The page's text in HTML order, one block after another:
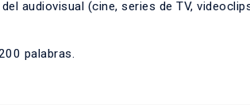
audiovisual (cine, series de TV,
palabras.